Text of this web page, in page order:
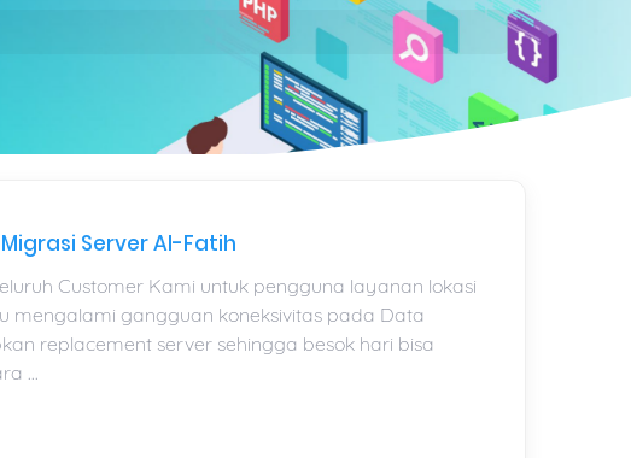
Migrasi Server Al-Fatih
Customer Kami untuk pengguna layanan lokasi
mengalami gangguan koneksivitas pada Data
replacement server sehingga besok hari bisa
...